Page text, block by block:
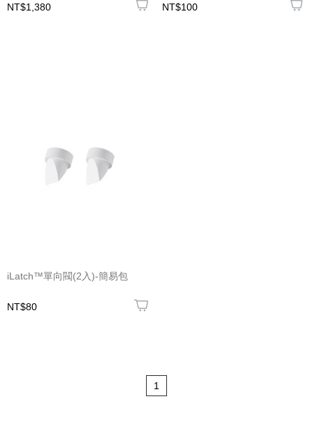
NT$1,380 NT$100
iLatch™單向閥(2入)-簡易包
NT$80
1